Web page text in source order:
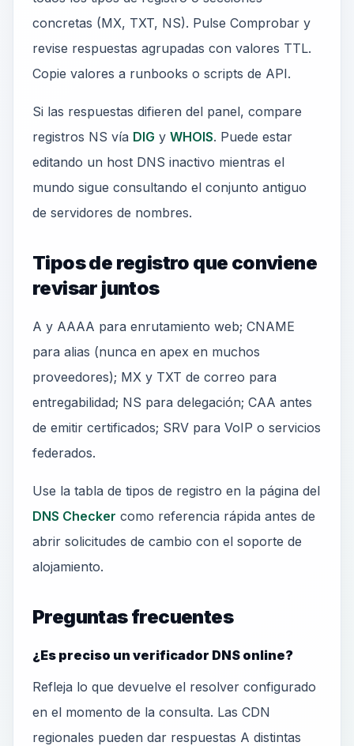
concretas (MX, TXT, NS). Pulse Comprobar y
revise respuestas agrupadas con valores TTL.
Copie valores a runbooks o scripts de API.
Si las respuestas difieren del panel, compare
registros NS vía DIG y WHOIS. Puede estar
editando un host DNS inactivo mientras el
mundo sigue consultando el conjunto antiguo
de servidores de nombres.
Tipos de registro que conviene
revisar juntos
A y AAAA para enrutamiento web; CNAME
para alias (nunca en apex en muchos
proveedores); MX y TXT de correo para
entregabilidad; NS para delegación; CAA antes
de emitir certificados; SRV para VoIP o servicios
federados.
Use la tabla de tipos de registro en la página del
DNS Checker como referencia rápida antes de
abrir solicitudes de cambio con el soporte de
alojamiento.
Preguntas frecuentes
¿Es preciso un verificador DNS online?
Refleja lo que devuelve el resolver configurado
en el momento de la consulta. Las CDN
regionales pueden dar respuestas A distintas